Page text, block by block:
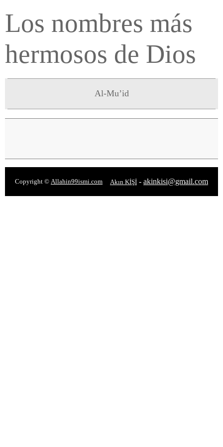
Los nombres más
hermosos de Dios
Al-Mu’id
Copyright © Allahin99ismi.com Akın KİŞİ - akinkisi@gmail.com